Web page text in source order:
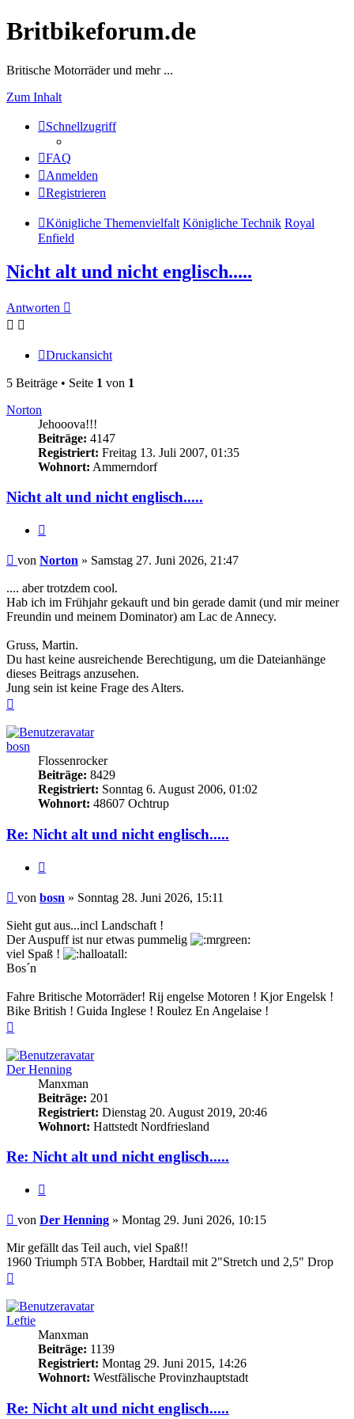
Britbikeforum.de
Britische Motorräder und mehr ...
Zum Inhalt
Schnellzugriff
FAQ
Anmelden
Registrieren
Königliche Themenvielfalt Königliche Technik Royal
Enfield
Nicht alt und nicht englisch.....
Antworten
Druckansicht
5 Beiträge • Seite 1 von 1
Norton
Jehooova!!!
Beiträge: 4147
Registriert: Freitag 13. Juli 2007, 01:35
Wohnort: Ammerndorf
Nicht alt und nicht englisch.....
Beitrag
von Norton » Samstag 27. Juni 2026, 21:47
.... aber trotzdem cool.
Hab ich im Frühjahr gekauft und bin gerade damit (und mir meiner
Freundin und meinem Dominator) am Lac de Annecy.
Gruss, Martin.
Du hast keine ausreichende Berechtigung, um die Dateianhänge
dieses Beitrags anzusehen.
Jung sein ist keine Frage des Alters.
bosn
Flossenrocker
Beiträge: 8429
Registriert: Sonntag 6. August 2006, 01:02
Wohnort: 48607 Ochtrup
Re: Nicht alt und nicht englisch.....
Beitrag
von bosn » Sonntag 28. Juni 2026, 15:11
Sieht gut aus...incl Landschaft !
Der Auspuff ist nur etwas pummelig
viel Spaß !
Bos´n
Fahre Britische Motorräder! Rij engelse Motoren ! Kjor Engelsk !
Bike British ! Guida Inglese ! Roulez En Angelaise !
Der Henning
Manxman
Beiträge: 201
Registriert: Dienstag 20. August 2019, 20:46
Wohnort: Hattstedt Nordfriesland
Re: Nicht alt und nicht englisch.....
Beitrag
von Der Henning » Montag 29. Juni 2026, 10:15
Mir gefällt das Teil auch, viel Spaß!!
1960 Triumph 5TA Bobber, Hardtail mit 2"Stretch und 2,5" Drop
Leftie
Manxman
Beiträge: 1139
Registriert: Montag 29. Juni 2015, 14:26
Wohnort: Westfälische Provinzhauptstadt
Re: Nicht alt und nicht englisch.....